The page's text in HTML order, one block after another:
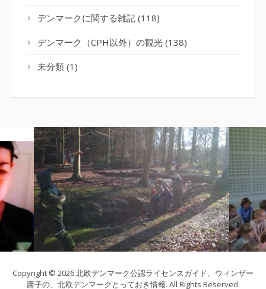
デンマークに関する雑記 (118)
デンマーク（CPH以外）の観光 (138)
未分類 (1)
Copyright © 2026 北欧デンマーク公認ライセンスガイド、ウィンザー
庸子の、北欧デンマークとっておき情報. All Rights Reserved.